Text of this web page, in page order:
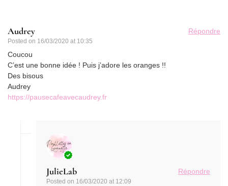
Audrey
Posted on 16/03/2020 at 10:35
Répondre
Coucou
C’est une bonne idée ! Puis j’adore les oranges !!
Des bisous
Audrey
https://pausecafeavecaudrey.fr
JulieLab
Posted on 16/03/2020 at 12:09
Répondre